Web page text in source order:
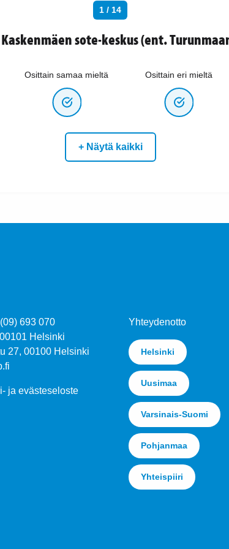
1 / 14
sote-keskus (ent.
Osittain samaa mieltä Osittain eri mieltä
+ Näytä kaikki
693 070
Helsinki
27, 00100 Helsinki
ja evästeseloste
Yhteydenotto
Helsinki
Uusimaa
Varsinais-Suomi
Pohjanmaa
Yhteispiiri